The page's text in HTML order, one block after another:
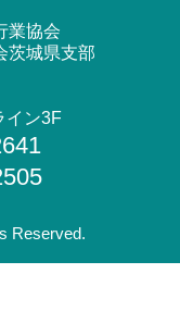
業協会
茨城県支部
イン3F
Reserved.